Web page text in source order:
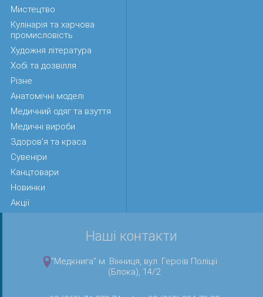
Мистецтво
Кулінарія та харчова
промисловість
Художня література
Хобі та дозвілля
Різне
Анатомічні моделі
Медичний одяг та взуття
Медичні вироби
Здоров'я та краса
Сувеніри
Канцтовари
Новинки
Акції
Наші контакти
"Медкнига" м. Вінниця, вул. Героїв Поліції
(Блока), 14/2